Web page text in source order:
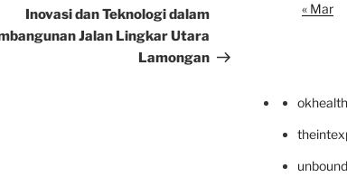
Post
Inovasi dan Teknologi dalam
Jalan Lingkar Utara
Lamongan
« Mar